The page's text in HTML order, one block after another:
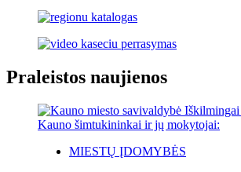
Praleistos naujienos
MIESTŲ ĮDOMYBĖS